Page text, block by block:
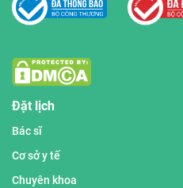
Đặt lịch
Bác sĩ
Cơ sở y tế
Chuyên khoa